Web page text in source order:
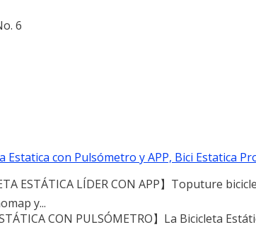
6
Estatica con Pulsómetro y APP, Bici Estatica
ESTÁTICA LÍDER CON APP】Toputure
y...
CON PULSÓMETRO】La Bicicleta